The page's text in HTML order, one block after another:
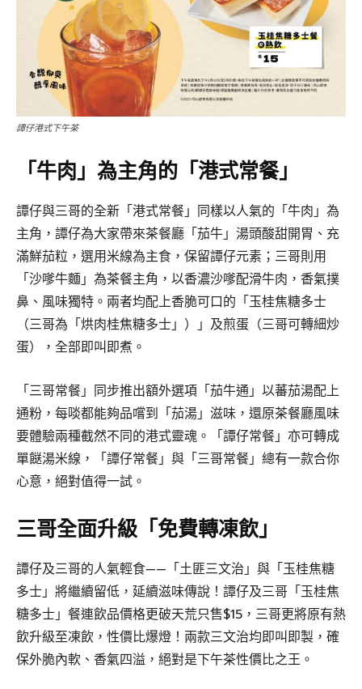
譚仔港式下午茶
「牛肉」為主角的「港式常餐」
譚仔與三哥的全新「港式常餐」同樣以人氣的「牛肉」為
主角，譚仔為大家帶來茶餐廳「茄牛」湯頭酸甜開胃、充
滿鮮茄粒，選用米線為主食，保留譚仔元素；三哥則用
「沙嗲牛麵」為茶餐主角，以香濃沙嗲配滑牛肉，香氣撲
鼻、風味獨特。兩者均配上香脆可口的「玉桂焦糖多士
（三哥為「烘肉桂焦糖多士」）」及煎蛋（三哥可轉細炒
蛋），全部即叫即煮。
「三哥常餐」同步推出額外選項「茄牛通」以蕃茄湯配上
通粉，每啖都能夠品嚐到「茄湯」滋味，還原茶餐廳風味
要體驗兩種截然不同的港式靈魂。「譚仔常餐」亦可轉成
單餸湯米線，「譚仔常餐」與「三哥常餐」總有一款合你
心意，絕對值得一試。
三哥全面升級「免費轉凍飲」
譚仔及三哥的人氣輕食——「土匪三文治」與「玉桂焦糖
多士」將繼續留低，延續滋味傳說！譚仔及三哥「玉桂焦
糖多士」餐連飲品價格更破天荒只售$15，三哥更將原有熱
飲升級至凍飲，性價比爆燈！兩款三文治均即叫即製，確
保外脆內軟、香氣四溢，絕對是下午茶性價比之王。